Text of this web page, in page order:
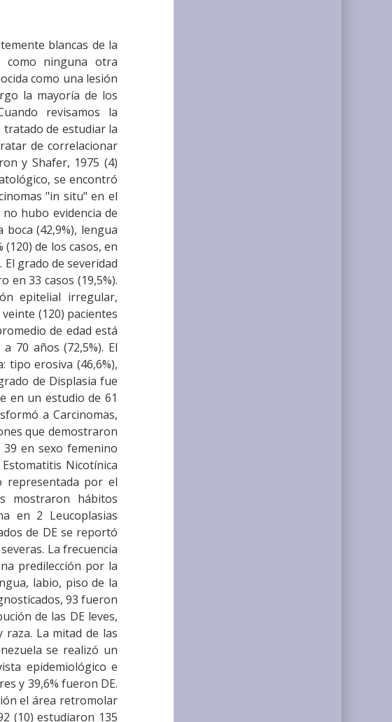
blancas de la
como ninguna otra
como una lesión
la mayoría de los
revisamos la
de estudiar la
de correlacionar
y Shafer, 1975 (4)
se encontró
"in situ" en el
no hubo evidencia de
(42,9%), lengua
(120) de los casos, en
grado de severidad
en 33 casos (19,5%).
epitelial irregular,
(120) pacientes
de edad está
70 años (72,5%). El
tipo erosiva (46,6%),
de Displasia fue
en un estudio de 61
a Carcinomas,
que demostraron
en sexo femenino
Nicotínica
representada por el
mostraron hábitos
en 2 Leucoplasias
de DE se reportó
La frecuencia
predilección por la
labio, piso de la
93 fueron
de las DE leves,
La mitad de las
se realizó un
epidemiológico e
y 39,6% fueron DE.
el área retromolar
(10) estudiaron 135